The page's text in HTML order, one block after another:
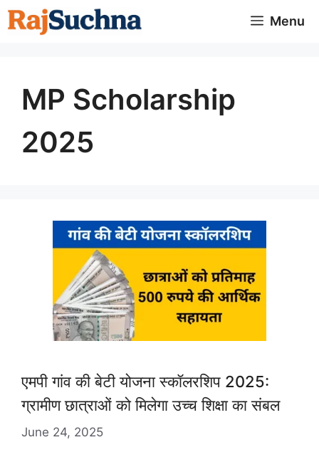
Skip
to
Menu
MP Scholarship
2025
एमपी गांव की बेटी योजना स्कॉलरशिप 2025:
ग्रामीण छात्राओं को मिलेगा उच्च शिक्षा का संबल
June 24, 2025